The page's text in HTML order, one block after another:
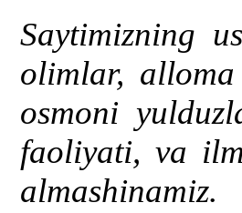
Saytimizning
olimlar,
osmoni
faoliyati, va
almashinamiz.